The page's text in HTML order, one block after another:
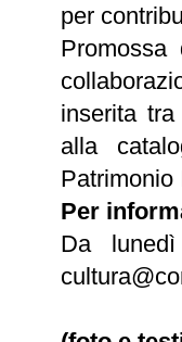
per
inserita
alla
Patrimonio
Per
Da